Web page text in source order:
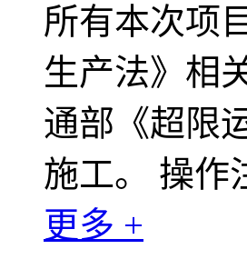
所有本次项
生产法》相
通部《超限
施工。 操作
更多 +